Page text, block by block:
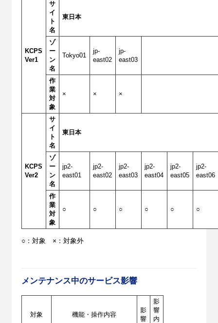
KCPS
Ver1
サ
イ
ト
名
東日本
ゾ
ー
ン
名
Tokyo01
jp-
east02
jp-
east03
作
業
対
象
× × ×
KCPS
Ver2
サ
イ
ト
名
東日本
ゾ
ー
ン
名
jp2-
east01
jp2-
east02
jp2-
east03
jp2-
east04
jp2-
east05
jp2-
east06
作
業
対
象
○ ○ ○ ○ ○ ○
○：対象 ×：対象外
メンテナンス中のサービス影響
対象 機能・操作内容
影
響
影
響
内